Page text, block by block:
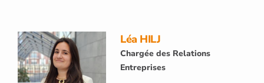
Léa HILJ
Chargée des Relations
Entreprises